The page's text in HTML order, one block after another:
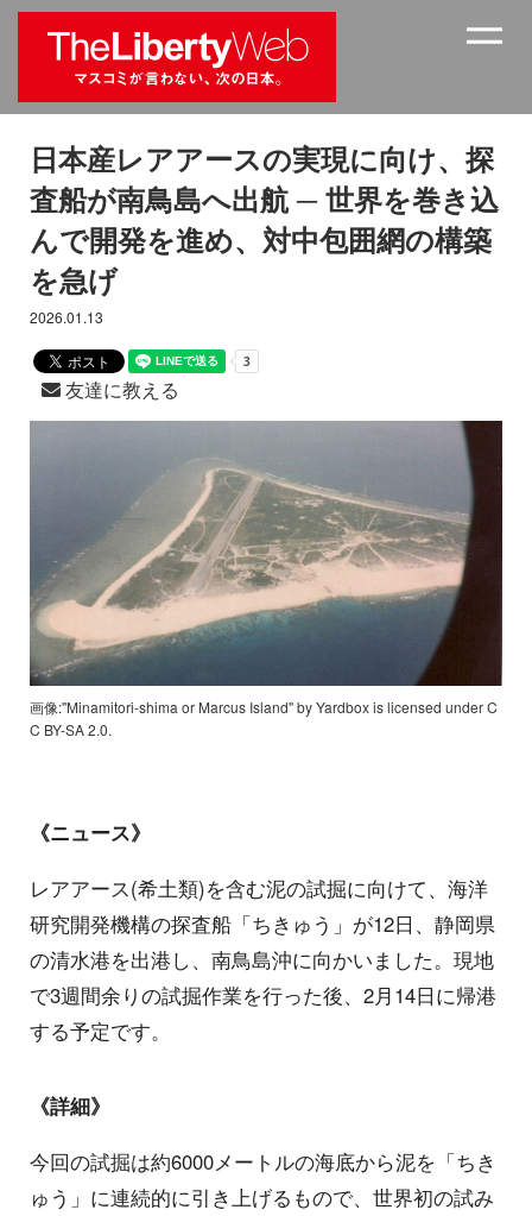
日本産レアアースの実現に向け、探
査船が南鳥島へ出航 ─ 世界を巻き込
んで開発を進め、対中包囲網の構築
を急げ
2026.01.13
友達に教える
画像:"Minamitori-shima or Marcus Island" by Yardbox is licensed under C
C BY-SA 2.0.
《ニュース》
レアアース(希土類)を含む泥の試掘に向けて、海洋
研究開発機構の探査船「ちきゅう」が12日、静岡県
の清水港を出港し、南鳥島沖に向かいました。現地
で3週間余りの試掘作業を行った後、2月14日に帰港
する予定です。
《詳細》
今回の試掘は約6000メートルの海底から泥を「ちき
ゅう」に連続的に引き上げるもので、世界初の試み